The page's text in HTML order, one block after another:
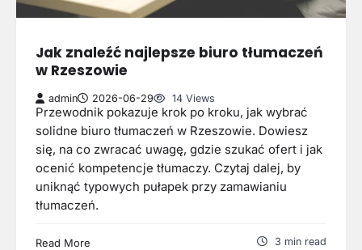
Jak znaleźć najlepsze biuro tłumaczeń
w Rzeszowie
admin 2026-06-29 14 Views
Przewodnik pokazuje krok po kroku, jak wybrać
solidne biuro tłumaczeń w Rzeszowie. Dowiesz
się, na co zwracać uwagę, gdzie szukać ofert i jak
ocenić kompetencje tłumaczy. Czytaj dalej, by
uniknąć typowych pułapek przy zamawianiu
tłumaczeń.
Read More 3 min read